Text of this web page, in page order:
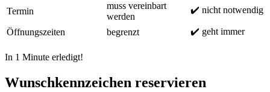
Termin
muss vereinbart
werden
✔️ nicht notwendig
Öffnungszeiten begrenzt ✔️ geht immer
In 1 Minute erledigt!
Wunschkennzeichen reservieren